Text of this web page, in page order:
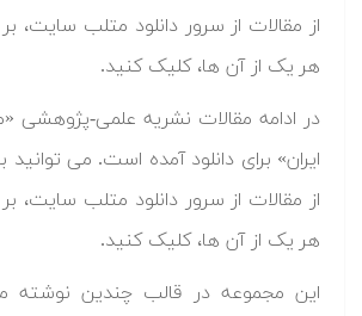
از مقالات از سرور دانلود متلب سایت،
هر یک از آن ها، کلیک کنید.
در ادامه مقالات نشریه علمی-پژوهشی
ایران» برای دانلود آمده است. می توانید
از مقالات از سرور دانلود متلب سایت،
هر یک از آن ها، کلیک کنید.
این مجموعه در قالب چندین نوشته